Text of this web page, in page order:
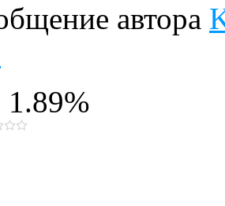
автора
1.89%